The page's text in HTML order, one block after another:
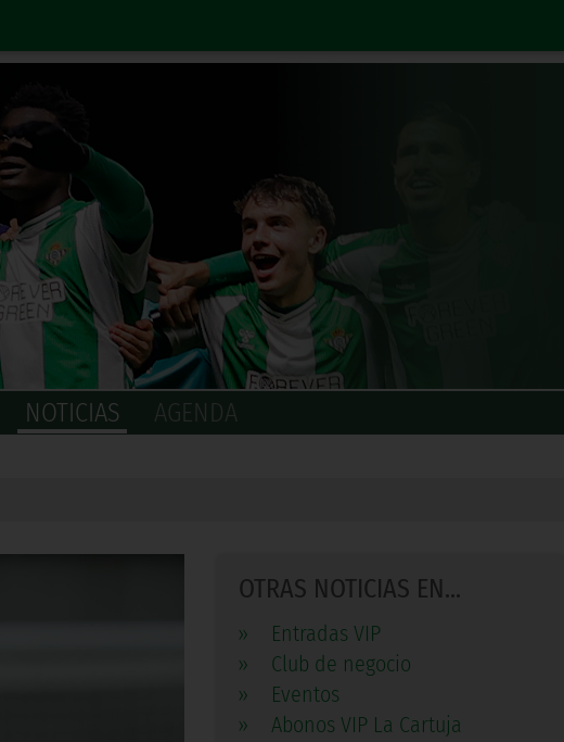
NOTICIAS AGENDA
OTRAS NOTICIAS EN...
»
Entradas VIP
»
Club de negocio
»
Eventos
»
Abonos VIP La Cartuja